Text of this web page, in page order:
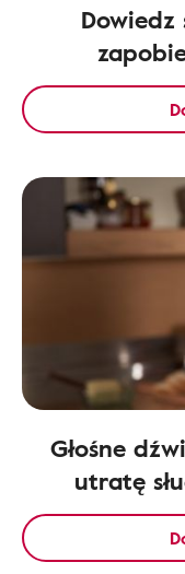
Głośne
utratę